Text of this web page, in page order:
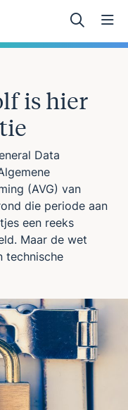
is hier
Data
(AVG) van
die periode aan
een reeks
Maar de wet
technische